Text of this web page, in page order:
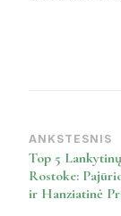
Post
ANKSTESNIS
Top 5
Rostoke:
ir Hanziatinė